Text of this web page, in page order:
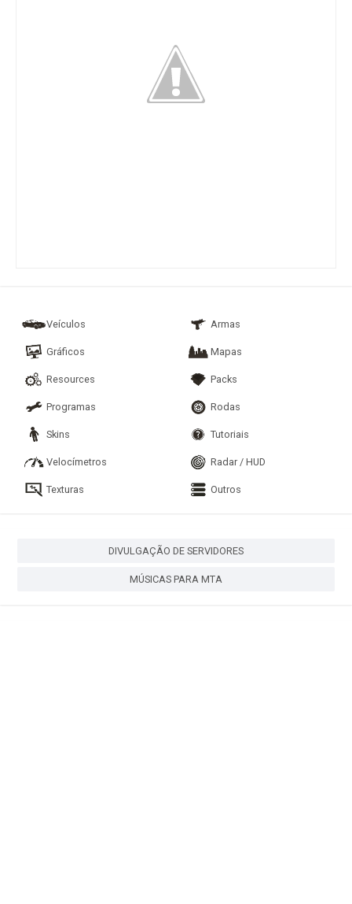
Veículos Armas
Gráficos Mapas
Resources Packs
Programas Rodas
Skins Tutoriais
Velocímetros Radar / HUD
Texturas Outros
DIVULGAÇÃO DE SERVIDORES
MÚSICAS PARA MTA